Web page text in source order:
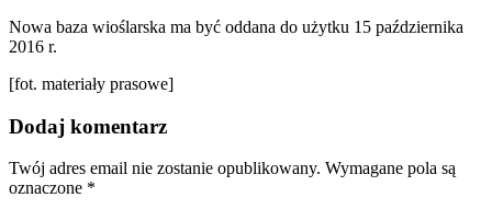
Nowa baza wioślarska ma być oddana do użytku 15 października
2016 r.
[fot. materiały prasowe]
Dodaj komentarz
Twój adres email nie zostanie opublikowany. Wymagane pola są
oznaczone *